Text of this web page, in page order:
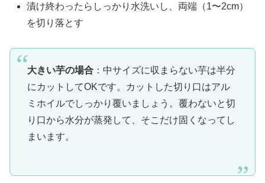
漬け終わったらしっかり水洗いし、両端（1〜2cm）
を切り落とす
大きい芋の場合：中サイズに収まらない芋は半分
にカットしてOKです。カットした切り口はアル
ミホイルでしっかり覆いましょう。覆わないと切
り口から水分が蒸発して、そこだけ固くなってし
まいます。